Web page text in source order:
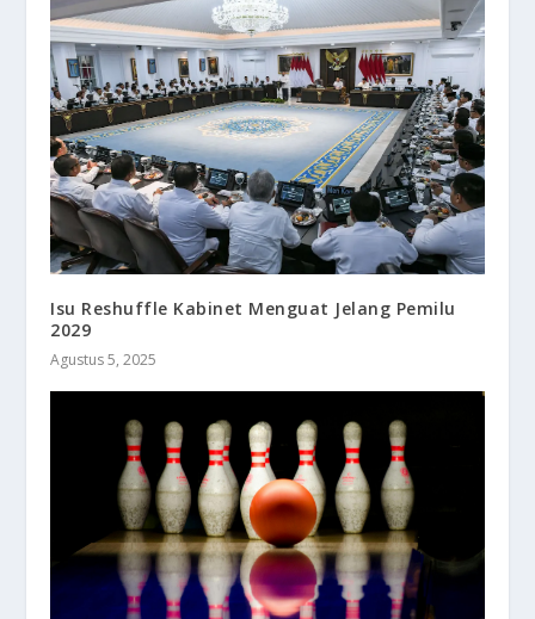
Isu Reshuffle Kabinet Menguat Jelang Pemilu
2029
Agustus 5, 2025